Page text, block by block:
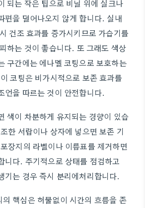
되는 작은 팁으로 비닐 위에 실크나
편을 덜어나오지 않게 합니다. 실내
건조 효과를 증가시키므로 가습기를
하는 것이 좋습니다. 또 그래도 색상
구간에는 에나멜 코팅으로 보호하는
코팅은 비가시적으로 보존 효과를
언을 따르는 것이 안전합니다.
색이 차분하게 유지되는 경향이 있습
한 서랍이나 상자에 넣으면 보존 기
장지의 라벨이나 이름표를 제거하면
니다. 주기적으로 상태를 점검하고
기는 경우 즉시 분리에처리합니다.
핵심은 허물없이 시간의 흐름을 존